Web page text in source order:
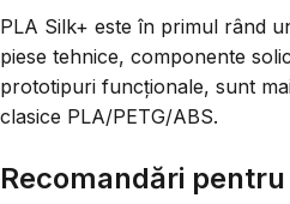
PLA Silk+ este în primul rând
piese tehnice, componente
prototipuri funcționale, sunt
clasice PLA/PETG/ABS.
Recomandări